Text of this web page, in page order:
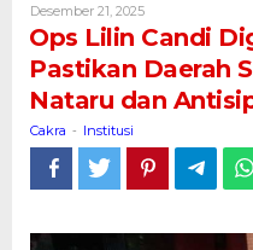
Digelar,
Wabup
Pati
Daerah
Siaga
Nataru
Desember 21, 2025Oleh
Cakra
Ops Lilin Candi
Pastikan Daerah
Nataru dan
Cakra - Institusi